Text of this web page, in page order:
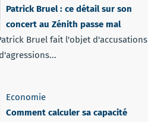
Patrick Bruel : ce détail sur son
concert au Zénith passe mal
Bruel fait l'objet d'accusations
Economie
Comment calculer sa capacité